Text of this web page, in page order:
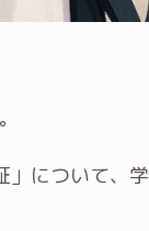
について、学